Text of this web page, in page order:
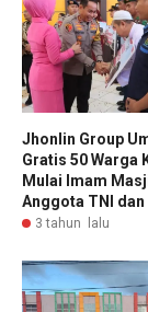
Jhonlin Group
Gratis 50 Warga
Mulai Imam
Anggota TNI
3 tahun lalu